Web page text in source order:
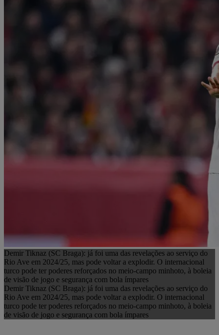
Demir Tiknaz (SC Braga): já foi uma das revelações ao serviço do
Rio Ave em 2024/25, mas pode voltar a explodir. O internacional
turco pode ter poderes reforçados no meio-campo minhoto, à boleia
de visão de jogo e segurança com bola ímpares
Demir Tiknaz (SC Braga): já foi uma das revelações ao serviço do
Rio Ave em 2024/25, mas pode voltar a explodir. O internacional
turco pode ter poderes reforçados no meio-campo minhoto, à boleia
de visão de jogo e segurança com bola ímpares